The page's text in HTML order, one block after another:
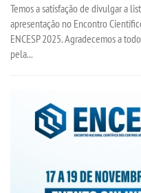
Temos a satisfação de divulgar a
apresentação no Encontro
ENCESP 2025. Agradecemos a
pela...